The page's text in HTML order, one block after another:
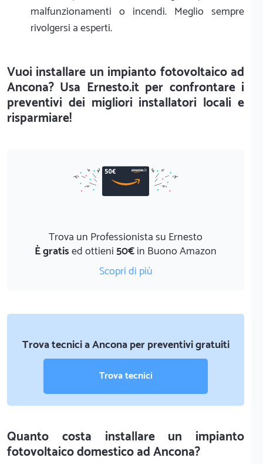
malfunzionamenti o incendi. Meglio sempre
rivolgersi a esperti.
Vuoi installare un impianto fotovoltaico ad
Ancona? Usa Ernesto.it per confrontare i
preventivi dei migliori installatori locali e
risparmiare!
Trova un Professionista su Ernesto
È gratised ottieni50€in Buono Amazon
Scopri di più
Trova tecnici a Ancona per preventivi gratuiti
Trova tecnici
Quanto costa installare un impianto
fotovoltaico domestico ad Ancona?